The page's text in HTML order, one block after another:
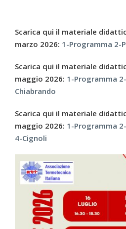
Scarica qui il materiale
marzo 2026: 1-Programma 2-
Scarica qui il materiale
maggio 2026: 1-Programma
Chiabrando
Scarica qui il materiale
maggio 2026: 1-Programma
4-Cignoli